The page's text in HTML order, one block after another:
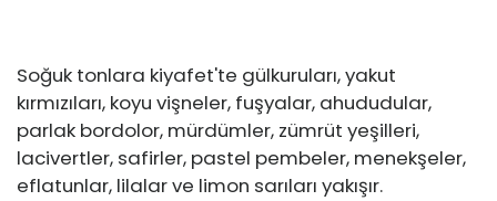
Soğuk tonlara kiyafet'te gülkuruları, yakut
kırmızıları, koyu vişneler, fuşyalar, ahududular,
parlak bordolor, mürdümler, zümrüt yeşilleri,
lacivertler, safirler, pastel pembeler, menekşeler,
eflatunlar, lilalar ve limon sarıları yakışır.